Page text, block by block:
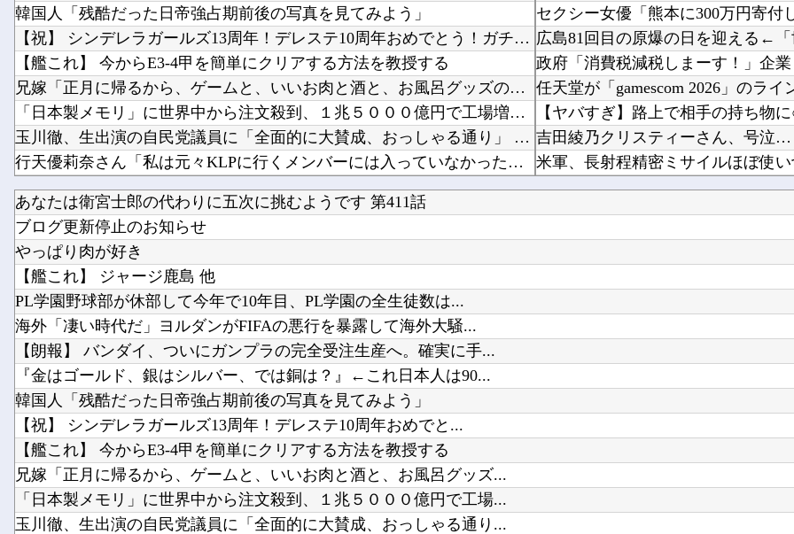
韓国人「残酷だった日帝強占期前後の写真を見てみよう」
【祝】 シンデレラガールズ13周年！デレステ10周年おめでとう！ガチャ更新SSR八神マキノ...
【艦これ】 今からE3-4甲を簡単にクリアする方法を教授する
兄嫁「正月に帰るから、ゲームと、いいお肉と酒と、お風呂グッズの準備しとけよ」寝起きの私「知...
「日本製メモリ」に世界中から注文殺到、１兆５０００億円で工場増築へ
玉川徹、生出演の自民党議員に「全面的に大賛成、おっしゃる通り」 消費減税への主張めぐり
行天優莉奈さん「私は元々KLPに行くメンバーには入っていなかった。事務所がAKBに掛け合っ...
【中国】 高さ288メートルのエレベーターで学校に通う雲南省の山地の子供たち 通学時間 3...
【ニューヨーク】夫の股間を触る女にブチギレる妻
【ホロライブ】 泉パッパが水着ミオしゃイラストあげとる
Powered by livedoor 相互RSS
任天堂が「gamescom 2026」のラ
吉田綾乃クリスティーさん、号泣…
【画像】BLEACH最新話の井上織
【ウマ娘】シービーとシャニマス
NHK職員が番組出演タレントから
釘宮理恵の声聞くだけでムクムク
【GジェネE】ケンタウロス形態も
あなたは衛宮士郎の代わりに五次に挑むようです 第411話
ブログ更新停止のお知らせ
やっぱり肉が好き
【艦これ】 ジャージ鹿島 他
PL学園野球部が休部して今年で10年目、PL学園の全生徒数は...
海外「凄い時代だ」ヨルダンがFIFAの悪行を暴露して海外大騒...
【朗報】 バンダイ、ついにガンプラの完全受注生産へ。確実に手...
『金はゴールド、銀はシルバー、では銅は？』←これ日本人は90...
韓国人「残酷だった日帝強占期前後の写真を見てみよう」
【祝】 シンデレラガールズ13周年！デレステ10周年おめでと...
【艦これ】 今からE3-4甲を簡単にクリアする方法を教授する
兄嫁「正月に帰るから、ゲームと、いいお肉と酒と、お風呂グッズ...
「日本製メモリ」に世界中から注文殺到、１兆５０００億円で工場...
玉川徹、生出演の自民党議員に「全面的に大賛成、おっしゃる通り...